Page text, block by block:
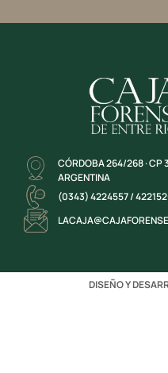
CÓRDOBA 264/268 · CP
ARGENTINA
(0343) 4224557 /
DISEÑO Y